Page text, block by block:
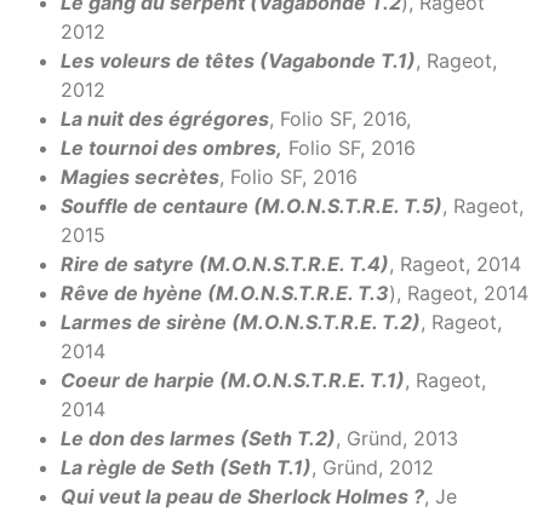
2012
Les voleurs de têtes (Vagabonde T.1), Rageot,
2012
La nuit des égrégores, Folio SF, 2016,
Le tournoi des ombres, Folio SF, 2016
Magies secrètes, Folio SF, 2016
Souffle de centaure (M.O.N.S.T.R.E. T.5), Rageot,
2015
Rire de satyre (M.O.N.S.T.R.E. T.4), Rageot, 2014
Rêve de hyène (M.O.N.S.T.R.E. T.3), Rageot, 2014
Larmes de sirène (M.O.N.S.T.R.E. T.2), Rageot,
2014
Coeur de harpie (M.O.N.S.T.R.E. T.1), Rageot,
2014
Le don des larmes (Seth T.2), Gründ, 2013
La règle de Seth (Seth T.1), Gründ, 2012
Qui veut la peau de Sherlock Holmes ?, Je